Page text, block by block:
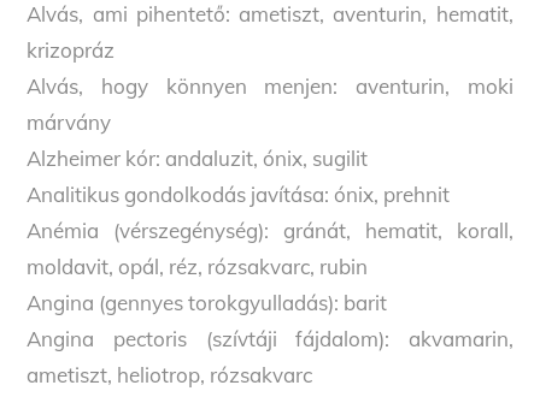
Alvás, ami pihentető: ametiszt, aventurin, hematit,
krizopráz
Alvás, hogy könnyen menjen: aventurin, moki
márvány
Alzheimer kór: andaluzit, ónix, sugilit
Analitikus gondolkodás javítása: ónix, prehnit
Anémia (vérszegénység): gránát, hematit, korall,
moldavit, opál, réz, rózsakvarc, rubin
Angina (gennyes torokgyulladás): barit
Angina pectoris (szívtáji fájdalom): akvamarin,
ametiszt, heliotrop, rózsakvarc